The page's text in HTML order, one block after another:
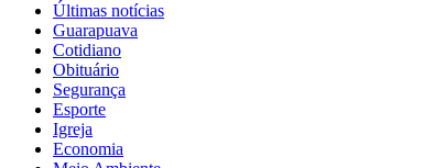
Últimas notícias
Guarapuava
Cotidiano
Obituário
Segurança
Esporte
Igreja
Economia